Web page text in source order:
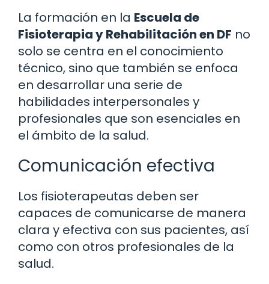
La formación en la Escuela de
Fisioterapia y Rehabilitación en DF no
solo se centra en el conocimiento
técnico, sino que también se enfoca
en desarrollar una serie de
habilidades interpersonales y
profesionales que son esenciales en
el ámbito de la salud.
Comunicación efectiva
Los fisioterapeutas deben ser
capaces de comunicarse de manera
clara y efectiva con sus pacientes, así
como con otros profesionales de la
salud.